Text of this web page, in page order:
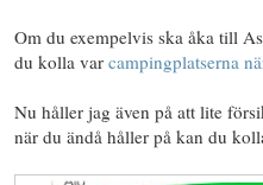
Om du exempelvis ska åka till
du kolla var campingplatserna
Nu håller jag även på att lite
när du ändå håller på kan du